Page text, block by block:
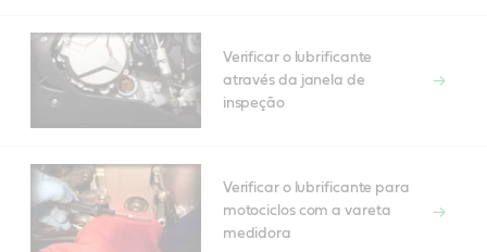
Verificar o lubrificante
através da janela de
inspeção
Verificar o lubrificante para
motociclos com a vareta
medidora